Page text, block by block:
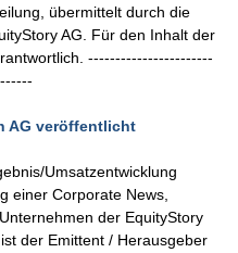
übermittelt durch die
AG. Für den Inhalt der
-----------------------
AG veröffentlicht
Umsatzentwicklung
einer Corporate News,
der EquityStory
der Emittent / Herausgeber